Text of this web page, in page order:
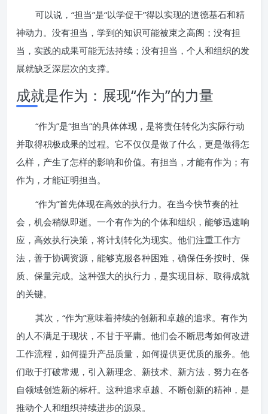
可以说，“担当”是“以学促干”得以实现的道德基石和精
神动力。没有担当，学到的知识可能被束之高阁；没有担
当，实践的成果可能无法持续；没有担当，个人和组织的发
展就缺乏深层次的支撑。
成就是作为：展现“作为”的力量
“作为”是“担当”的具体体现，是将责任转化为实际行动
并取得积极成果的过程。它不仅仅是做了什么，更是做得怎
么样，产生了怎样的影响和价值。有担当，才能有作为；有
作为，才能证明担当。
“作为”首先体现在高效的执行力。在当今快节奏的社
会，机会稍纵即逝。一个有作为的个体和组织，能够迅速响
应，高效执行决策，将计划转化为现实。他们注重工作方
法，善于协调资源，能够克服各种困难，确保任务按时、保
质、保量完成。这种强大的执行力，是实现目标、取得成就
的关键。
其次，“作为”意味着持续的创新和卓越的追求。有作为
的人不满足于现状，不甘于平庸。他们会不断思考如何改进
工作流程，如何提升产品质量，如何提供更优质的服务。他
们敢于打破常规，引入新理念、新技术、新方法，努力在各
自领域创造新的标杆。这种追求卓越、不断创新的精神，是
推动个人和组织持续进步的源泉。